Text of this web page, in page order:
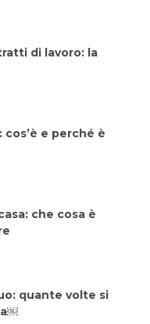
di lavoro: la
e perché è
che cosa è
quante volte si